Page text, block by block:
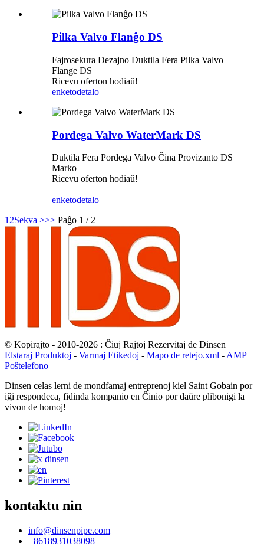
Pilka Valvo Flanĝo DS
Fajrosekura Dezajno Duktila Fera Pilka Valvo
Flange DS
Ricevu oferton hodiaŭ!
enketodetalo
Pordega Valvo WaterMark DS
Duktila Fera Pordega Valvo Ĉina Provizanto DS
Marko
Ricevu oferton hodiaŭ!
enketodetalo
1 2Sekva >>> Paĝo 1 / 2
© Kopirajto - 2010-2026 : Ĉiuj Rajtoj Rezervitaj de Dinsen
Elstaraj Produktoj - Varmaj Etikedoj - Mapo de retejo.xml - AMP
Poŝtelefono
Dinsen celas lerni de mondfamaj entreprenoj kiel Saint Gobain por
iĝi respondeca, fidinda kompanio en Ĉinio por daŭre plibonigi la
vivon de homoj!
kontaktu nin
info@dinsenpipe.com
+8618931038098